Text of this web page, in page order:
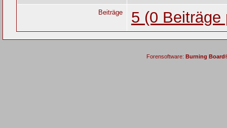
Beiträge 5 (0 Beiträge
Forensoftware: Burning